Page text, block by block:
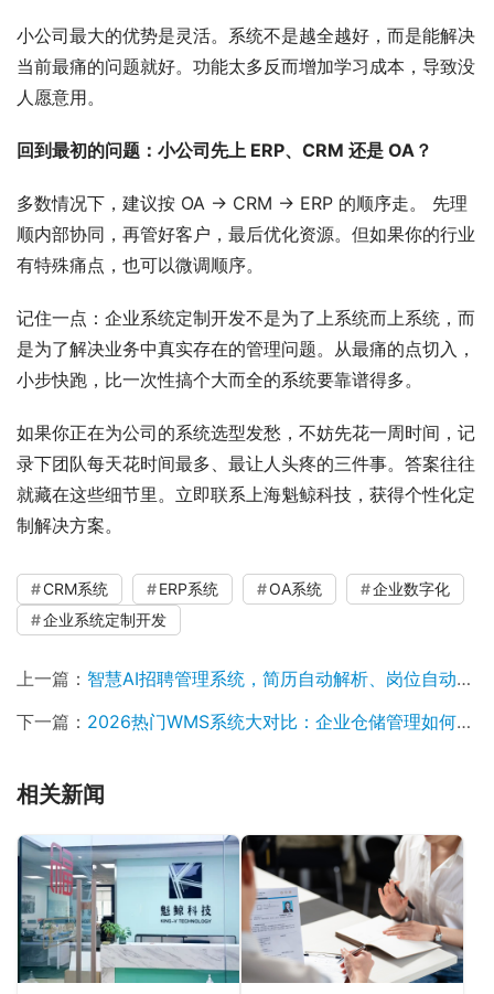
小公司最大的优势是灵活。系统不是越全越好，而是能解决
当前最痛的问题就好。功能太多反而增加学习成本，导致没
人愿意用。
回到最初的问题：小公司先上 ERP、CRM 还是 OA？
多数情况下，建议按 OA → CRM → ERP 的顺序走。 先理
顺内部协同，再管好客户，最后优化资源。但如果你的行业
有特殊痛点，也可以微调顺序。
记住一点：企业系统定制开发不是为了上系统而上系统，而
是为了解决业务中真实存在的管理问题。从最痛的点切入，
小步快跑，比一次性搞个大而全的系统要靠谱得多。
如果你正在为公司的系统选型发愁，不妨先花一周时间，记
录下团队每天花时间最多、最让人头疼的三件事。答案往往
就藏在这些细节里。立即联系上海魁鲸科技，获得个性化定
制解决方案。
CRM系统 ERP系统 OA系统
企业数字化
企业系统定制开发
上一篇： 智慧AI招聘管理系统，简历自动解析、岗位自动匹配！
下一篇： 2026热门WMS系统大对比：企业仓储管理如何选型不踩雷？
相关新闻